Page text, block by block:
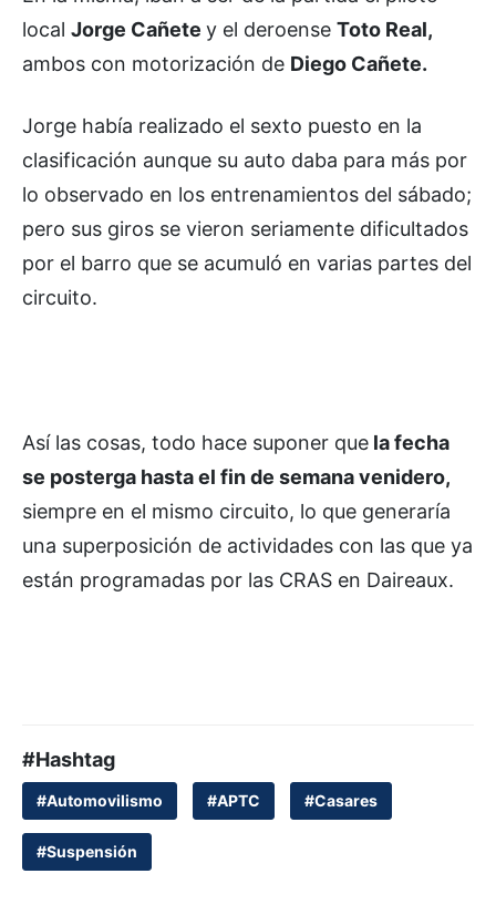
local Jorge Cañete y el deroense Toto Real,
ambos con motorización de Diego Cañete.
Jorge había realizado el sexto puesto en la
clasificación aunque su auto daba para más por
lo observado en los entrenamientos del sábado;
pero sus giros se vieron seriamente dificultados
por el barro que se acumuló en varias partes del
circuito.
Así las cosas, todo hace suponer que la fecha
se posterga hasta el fin de semana venidero,
siempre en el mismo circuito, lo que generaría
una superposición de actividades con las que ya
están programadas por las CRAS en Daireaux.
#Hashtag
#Automovilismo #APTC #Casares
#Suspensión